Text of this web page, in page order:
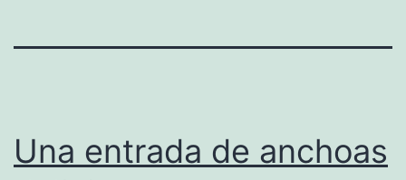
Una entrada de anchoas